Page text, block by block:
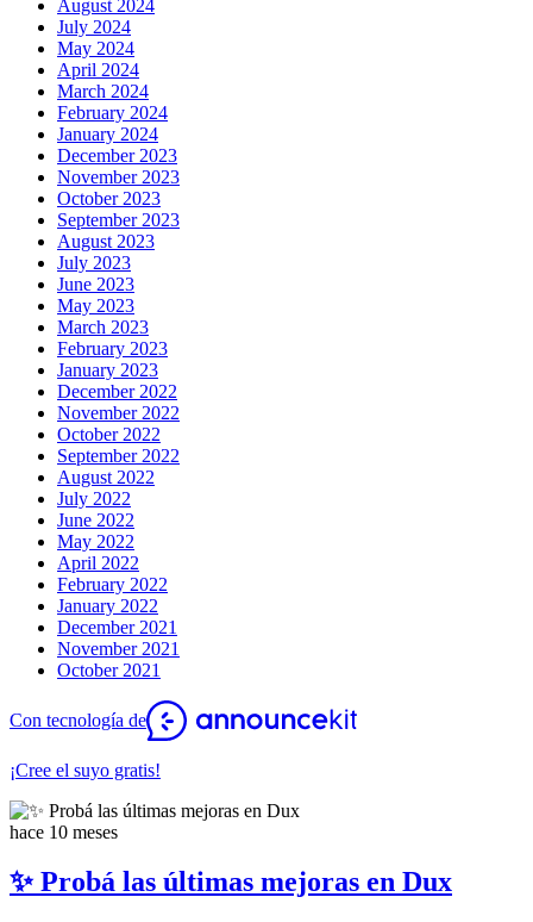
August 2024
July 2024
May 2024
April 2024
March 2024
February 2024
January 2024
December 2023
November 2023
October 2023
September 2023
August 2023
July 2023
June 2023
May 2023
March 2023
February 2023
January 2023
December 2022
November 2022
October 2022
September 2022
August 2022
July 2022
June 2022
May 2022
April 2022
February 2022
January 2022
December 2021
November 2021
October 2021
Con tecnología de
¡Cree el suyo gratis!
hace 10 meses
✨ Probá las últimas mejoras en Dux